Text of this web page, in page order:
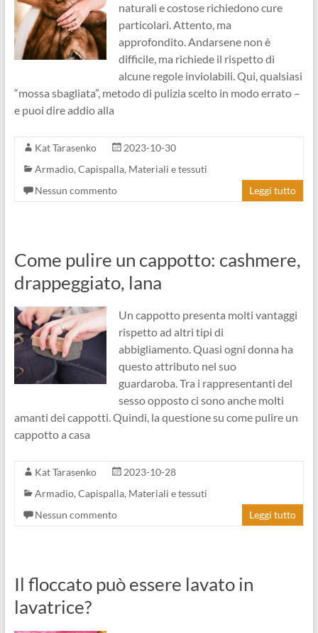
naturali e costose richiedono cure
particolari. Attento, ma
approfondito. Andarsene non è
difficile, ma richiede il rispetto di
alcune regole inviolabili. Qui, qualsiasi
“mossa sbagliata”, metodo di pulizia scelto in modo errato –
e puoi dire addio alla
Kat Tarasenko
2023-10-30
Armadio, Capispalla, Materiali e tessuti
Nessun commento
Leggi tutto
Come pulire un cappotto: cashmere,
drappeggiato, lana
Un cappotto presenta molti vantaggi
rispetto ad altri tipi di
abbigliamento. Quasi ogni donna ha
questo attributo nel suo
guardaroba. Tra i rappresentanti del
sesso opposto ci sono anche molti
amanti dei cappotti. Quindi, la questione su come pulire un
cappotto a casa
Kat Tarasenko
2023-10-28
Armadio, Capispalla, Materiali e tessuti
Nessun commento
Leggi tutto
Il floccato può essere lavato in
lavatrice?